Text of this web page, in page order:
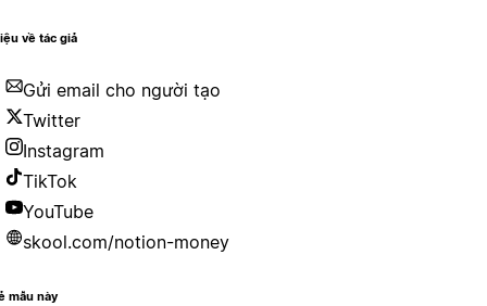
về tác giả
Gửi email cho người tạo
Twitter
Instagram
TikTok
YouTube
skool.com/notion-money
mẫu này